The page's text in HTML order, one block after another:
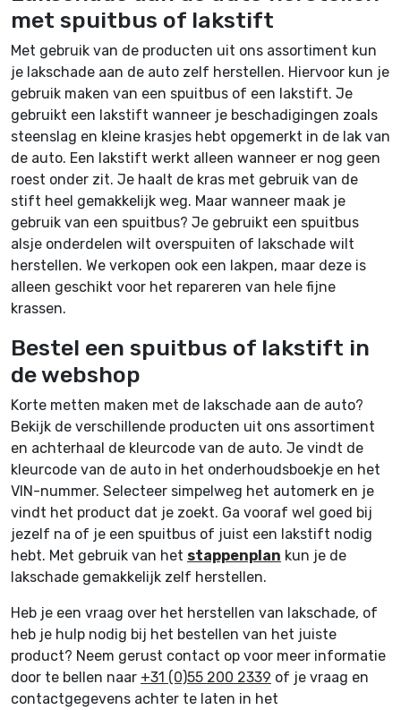
met spuitbus of lakstift
Met gebruik van de producten uit ons assortiment kun
je lakschade aan de auto zelf herstellen. Hiervoor kun je
gebruik maken van een spuitbus of een lakstift. Je
gebruikt een lakstift wanneer je beschadigingen zoals
steenslag en kleine krasjes hebt opgemerkt in de lak van
de auto. Een lakstift werkt alleen wanneer er nog geen
roest onder zit. Je haalt de kras met gebruik van de
stift heel gemakkelijk weg. Maar wanneer maak je
gebruik van een spuitbus? Je gebruikt een spuitbus
alsje onderdelen wilt overspuiten of lakschade wilt
herstellen. We verkopen ook een lakpen, maar deze is
alleen geschikt voor het repareren van hele fijne
krassen.
Bestel een spuitbus of lakstift in
de webshop
Korte metten maken met de lakschade aan de auto?
Bekijk de verschillende producten uit ons assortiment
en achterhaal de kleurcode van de auto. Je vindt de
kleurcode van de auto in het onderhoudsboekje en het
VIN-nummer. Selecteer simpelweg het automerk en je
vindt het product dat je zoekt. Ga vooraf wel goed bij
jezelf na of je een spuitbus of juist een lakstift nodig
hebt. Met gebruik van het stappenplan kun je de
lakschade gemakkelijk zelf herstellen.
Heb je een vraag over het herstellen van lakschade, of
heb je hulp nodig bij het bestellen van het juiste
product? Neem gerust contact op voor meer informatie
door te bellen naar +31 (0)55 200 2339 of je vraag en
contactgegevens achter te laten in het